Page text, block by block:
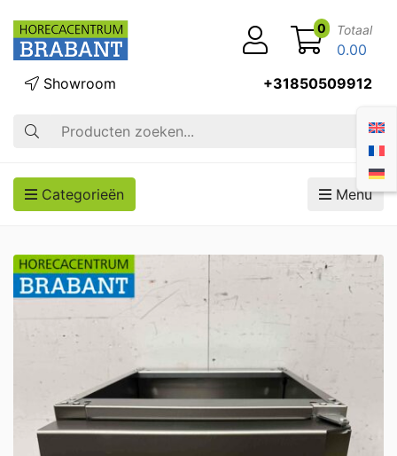
Zoek op
Showroom +31850509912
0 Totaal
0.00
Categorieën Menu